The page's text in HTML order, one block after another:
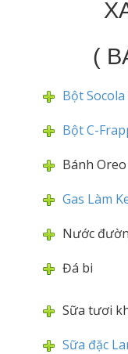
(
Bột
Bột C-
Bánh Oreo
Gas Làm
Nước
Đá bi
Sữa tươi
Sữa đặc